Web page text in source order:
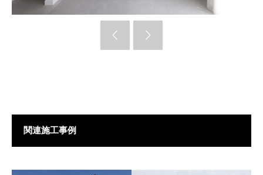
関連施工事例